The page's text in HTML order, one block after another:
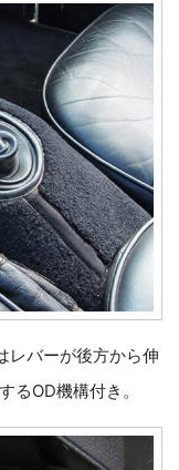
レバーが後方から伸
るOD機構付き。